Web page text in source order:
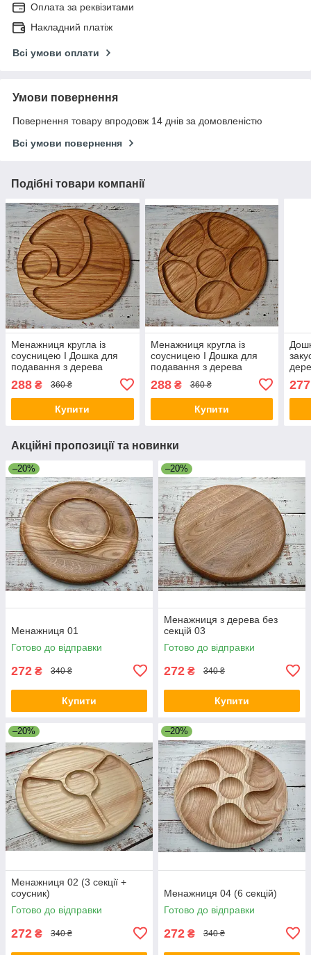
Оплата за реквізитами
Накладний платіж
Всі умови оплати
Умови повернення
Повернення товару впродовж 14 днів за домовленістю
Всі умови повернення
Подібні товари компанії
Менажниця кругла із
соусницею I Дошка для
подавання з дерева
288 ₴ 360 ₴
Купити
Менажниця кругла із
соусницею I Дошка для
подавання з дерева
288₴ 360 ₴
Купити
Акційні пропозиції та новинки
–20%
Менажниця 01
Готово до відправки
272 ₴ 340 ₴
Купити
–20%
Менажниця з дерева без
секцій 03
Готово до відправки
272 ₴ 340 ₴
Купити
–20%
Менажниця 02 (3 секції +
соусник)
Готово до відправки
272 ₴ 340 ₴
–20%
Менажниця 04 (6 секцій)
Готово до відправки
272 ₴ 340 ₴